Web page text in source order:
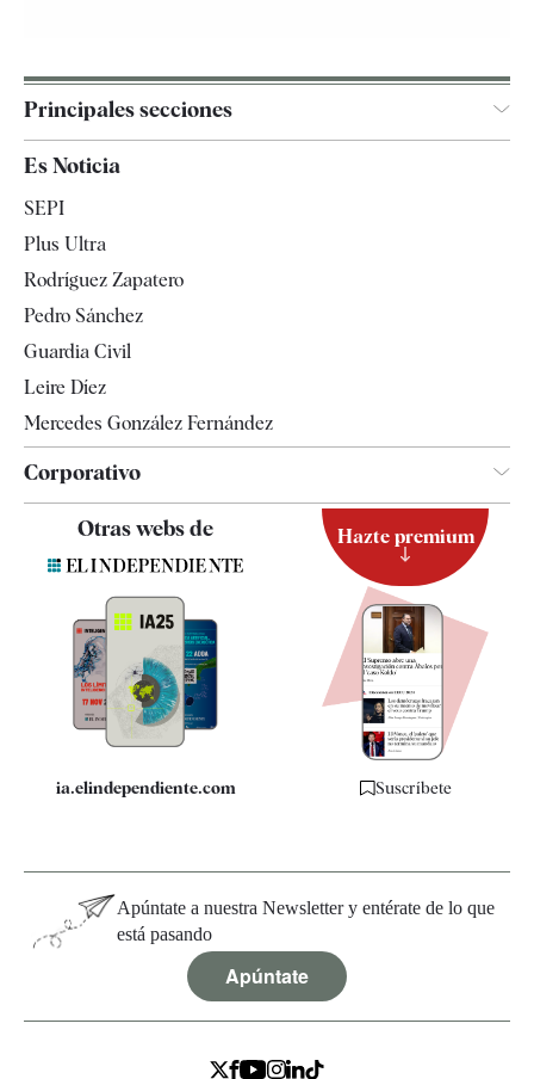
Principales secciones
Televisión
Es Noticia
SEPI
Plus Ultra
Rodríguez Zapatero
Pedro Sánchez
Guardia Civil
Leire Díez
Mercedes González Fernández
Corporativo
Quiénes somos
Especificaciones
Otras webs de
ia.elindependiente.com
Hazte premium
Suscríbete
Apúntate a nuestra Newsletter y entérate de lo que
está pasando
Apúntate